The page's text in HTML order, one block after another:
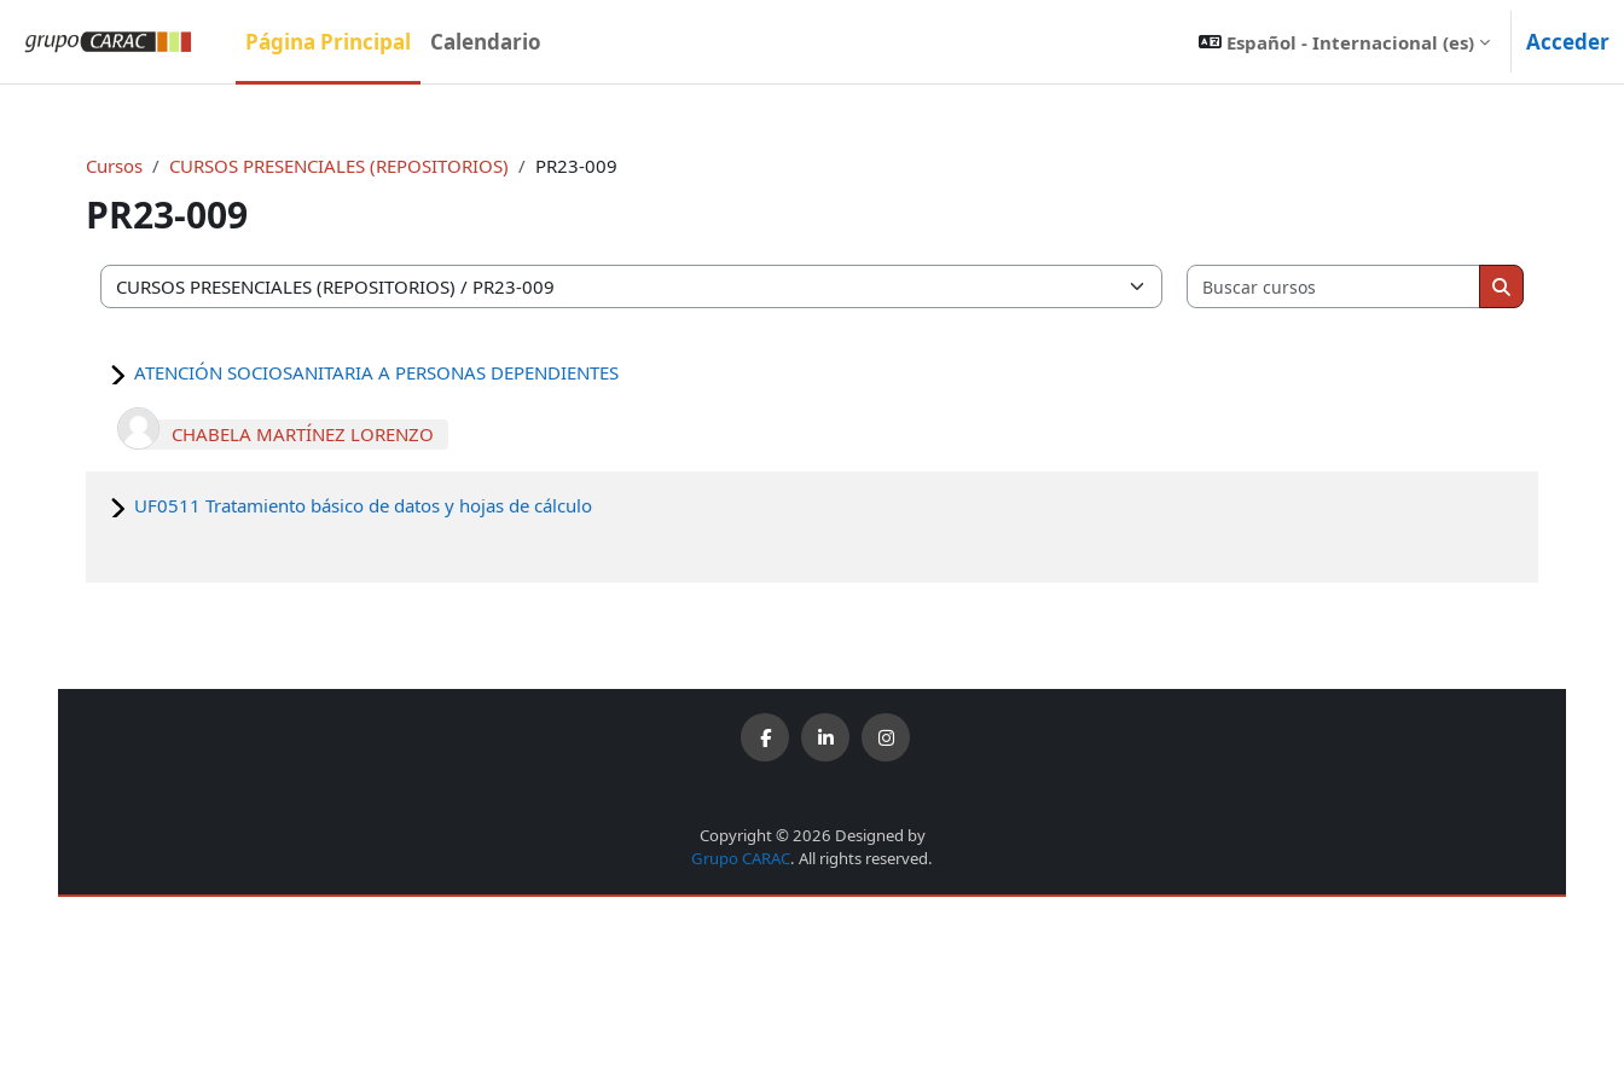
Página Principal Calendario Español - Internacional ‎(es)‎ Acceder
Cursos CURSOS PRESENCIALES (REPOSITORIOS) PR23-009
PR23-009
Categorías
Buscar cursos
Buscar cursos
ATENCIÓN SOCIOSANITARIA A PERSONAS DEPENDIENTES
CHABELA MARTÍNEZ LORENZO
UF0511 Tratamiento básico de datos y hojas de cálculo
Copyright © 2026 Designed by
Grupo CARAC. All rights reserved.